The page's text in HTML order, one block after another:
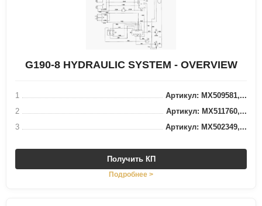
G190-8 HYDRAULIC SYSTEM - OVERVIEW
1
Артикул: MX509581,...
2
Артикул: MX511760,...
3
Артикул: MX502349,...
Получить КП
Подробнее >